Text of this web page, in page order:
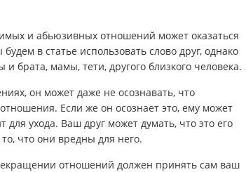
и абьюзивных отношений может оказаться
в статье использовать слово друг, однако
брата, мамы, тети, другого близкого человека.
он может даже не осознавать, что
Если же он осознает это, ему может
ухода. Ваш друг может думать, что это его
что они вредны для него.
отношений должен принять сам ваш